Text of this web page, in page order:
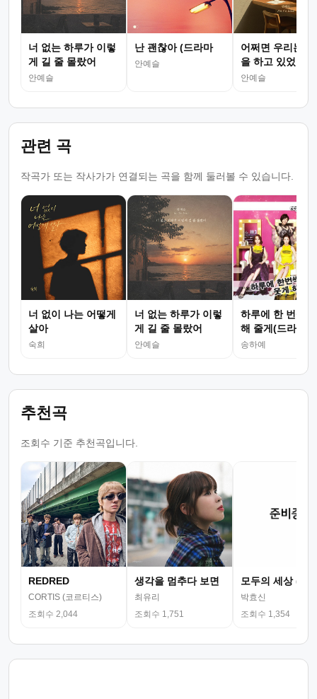
너 없는 하루가 이렇
게 길 줄 몰랐어
안예슬
난 괜찮아 (드라마
안예슬
어쩌면 우리는
을 하고 있었죠
안예슬
관련 곡
작곡가 또는 작사가가 연결되는 곡을 함께 둘러볼 수 있습니다.
너 없이 나는 어떻게
살아
숙희
너 없는 하루가 이렇
게 길 줄 몰랐어
안예슬
하루에 한 번씩
해 줄게(드라마
송하예
추천곡
조회수 기준 추천곡입니다.
REDRED
CORTIS (코르티스)
조회수 2,044
생각을 멈추다 보면
최유리
조회수 1,751
모두의 세상 (뮤
박효신
조회수 1,354